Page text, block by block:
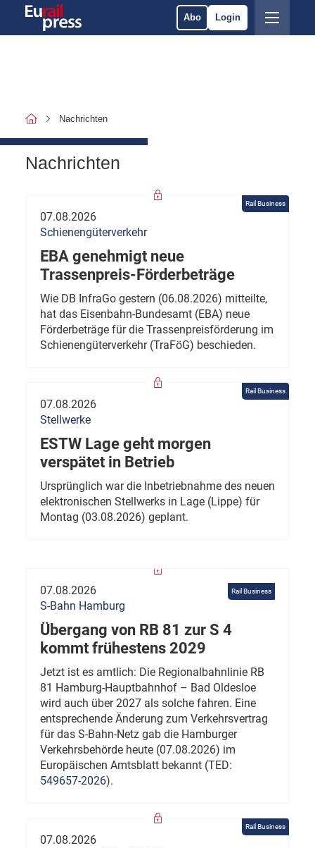
Abo Login
Nachrichten
Nachrichten
Rail Business
07.08.2026
Schienengüterverkehr
EBA genehmigt neue
Trassenpreis-Förderbeträge
Wie DB InfraGo gestern (06.08.2026) mitteilte,
hat das Eisenbahn-Bundesamt (EBA) neue
Förderbeträge für die Trassenpreisförderung im
Schienengüterverkehr (TraFöG) beschieden.
Rail Business
07.08.2026
Stellwerke
ESTW Lage geht morgen
verspätet in Betrieb
Ursprünglich war die Inbetriebnahme des neuen
elektronischen Stellwerks in Lage (Lippe) für
Montag (03.08.2026) geplant.
Rail Business
07.08.2026
S-Bahn Hamburg
Übergang von RB 81 zur S 4
kommt frühestens 2029
Jetzt ist es amtlich: Die Regionalbahnlinie RB
81 Hamburg-Hauptbahnhof – Bad Oldesloe
wird auch über 2027 als solche fahren. Eine
entsprechende Änderung zum Verkehrsvertrag
für das S-Bahn-Netz gab die Hamburger
Verkehrsbehörde heute (07.08.2026) im
Europäischen Amtsblatt bekannt (TED:
549657-2026).
Rail Business
07.08.2026